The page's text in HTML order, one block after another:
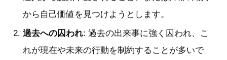
から自己価値を見つけようとします。
過去への囚われ: 過去の出来事に強く囚われ、こ
れが現在や未来の行動を制約することが多いで